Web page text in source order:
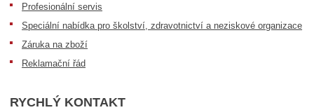
Profesionální servis
Speciální nabídka pro školství, zdravotnictví a neziskové organizace
Záruka na zboží
Reklamační řád
RYCHLÝ KONTAKT